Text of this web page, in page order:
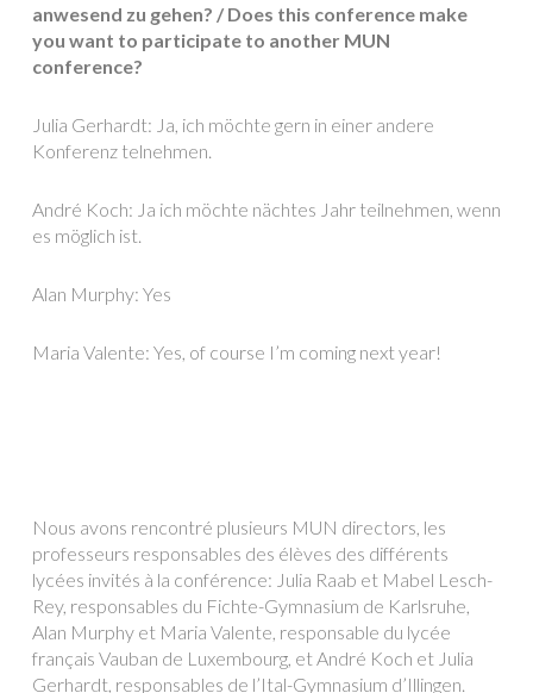
anwesend zu gehen? / Does this conference make
you want to participate to another MUN
conference?
Julia Gerhardt: Ja, ich möchte gern in einer andere
Konferenz telnehmen.
André Koch: Ja ich möchte nächtes Jahr teilnehmen, wenn
es möglich ist.
Alan Murphy: Yes
Maria Valente: Yes, of course I’m coming next year!
Nous avons rencontré plusieurs MUN directors, les
professeurs responsables des élèves des différents
lycées invités à la conférence: Julia Raab et Mabel Lesch-
Rey, responsables du Fichte-Gymnasium de Karlsruhe,
Alan Murphy et Maria Valente, responsable du lycée
français Vauban de Luxembourg, et André Koch et Julia
Gerhardt, responsables de l’Ital-Gymnasium d’Illingen.